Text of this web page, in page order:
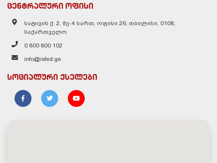
ცენტრალური ოფისი
სატივის ქ. 2, მე-4 სართ, ოფისი 26, თბილისი, 0108,
საქართველო
0 800 800 102
info@isfed.ge
სოციალური ქსელები